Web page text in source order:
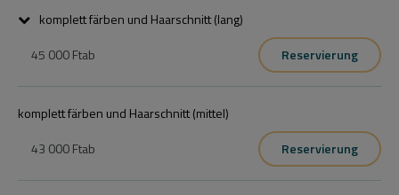
komplett färben und Haarschnitt (lang)
45 000 Ftab Reservierung
komplett färben und Haarschnitt (mittel)
43 000 Ftab Reservierung